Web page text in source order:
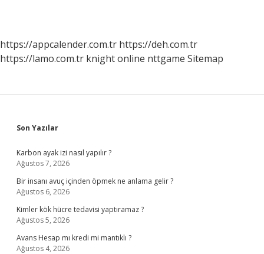
https://appcalender.com.tr https://deh.com.tr
https://lamo.com.tr knight online nttgame Sitemap
Sidebar
Son Yazılar
Karbon ayak izi nasıl yapılır ?
Ağustos 7, 2026
Bir insanı avuç içinden öpmek ne anlama gelir ?
Ağustos 6, 2026
Kimler kök hücre tedavisi yaptıramaz ?
Ağustos 5, 2026
Avans Hesap mı kredi mi mantıklı ?
Ağustos 4, 2026